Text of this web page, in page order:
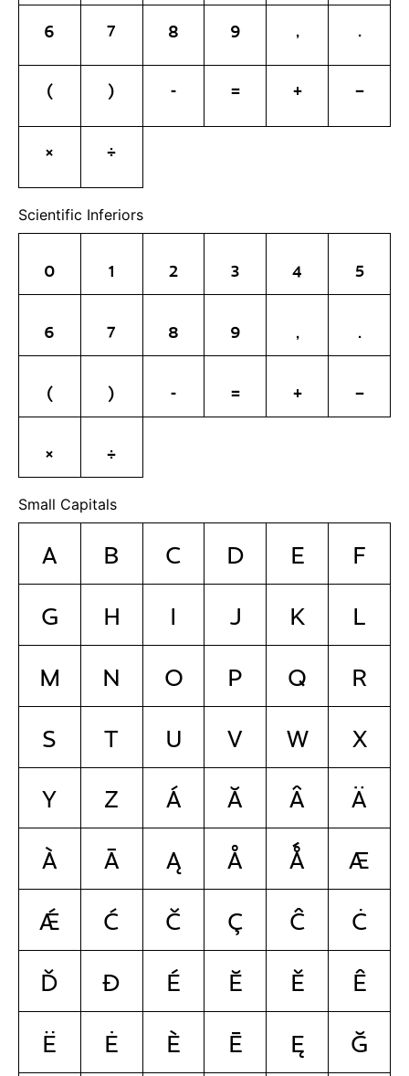
6 7 8 9 ,
.
(
) - = +
−
×
÷
Scientific Inferiors
0 1 2 3 4
5
6
7 8 9
(
) - = +
−
×
÷
Small Capitals
a b c d e
f
g
h i j k
l
m
n o p q
r
s
t u v w
x
y
z á ă â
ä
à
ā ą å ǻ
æ
ǽ
ć č ç ĉ
ċ
ď
đ é ĕ ě
ê
ë
ė è ē ę
ğ